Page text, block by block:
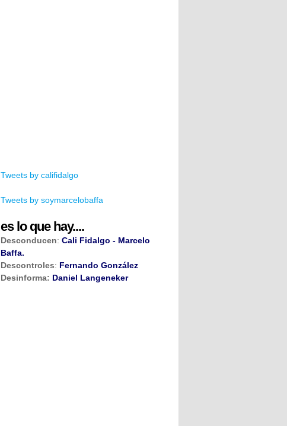
Tweets by califidalgo
Tweets by soymarcelobaffa
es lo que hay....
Desconducen: Cali Fidalgo - Marcelo
Baffa.
Descontroles: Fernando González
Desinforma: Daniel Langeneker